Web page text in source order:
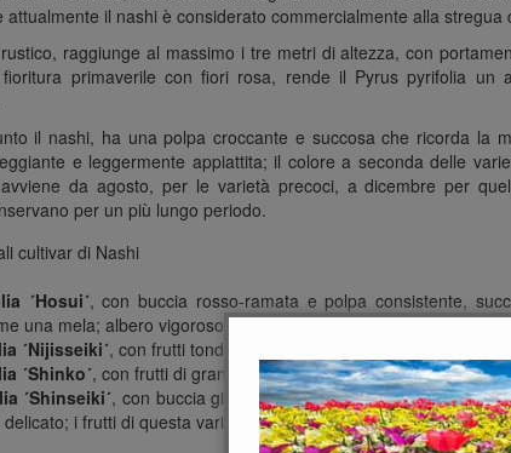
attualmente il nashi è considerato commercialmente alla
raggiunge al massimo i tre metri di altezza, con
fioritura primaverile con fiori rosa, rende il Pyrus pyrifolia un
il nashi, ha una polpa croccante e succosa che ricorda la
e leggermente appiattita; il colore a seconda delle
da agosto, per le varietà precoci, a dicembre per
per un più lungo periodo.
cultivar di Nashi
´Hosui´, con buccia rosso-ramata e polpa consistente,
una mela; albero vigoroso matura dalla metà agosto a fine
´Nijisseiki´, con frutti tondeggianti, succosi, gialli e dal sapore
´Shinko´, con frutti di grandi dimensioni, hanno la buccia
´Shinseiki´, con buccia gialla lievemente puntinata, è di
i frutti di questa varietà maturano circa due settimane